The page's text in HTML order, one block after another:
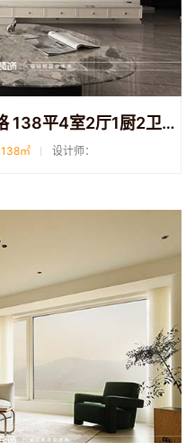
杭州明乐府装修 轻法式风格 138平4室2厅1厨2卫装修
138㎡ 设计师：